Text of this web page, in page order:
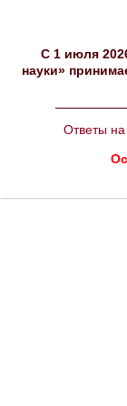
C 1 июля
науки»
Ответы